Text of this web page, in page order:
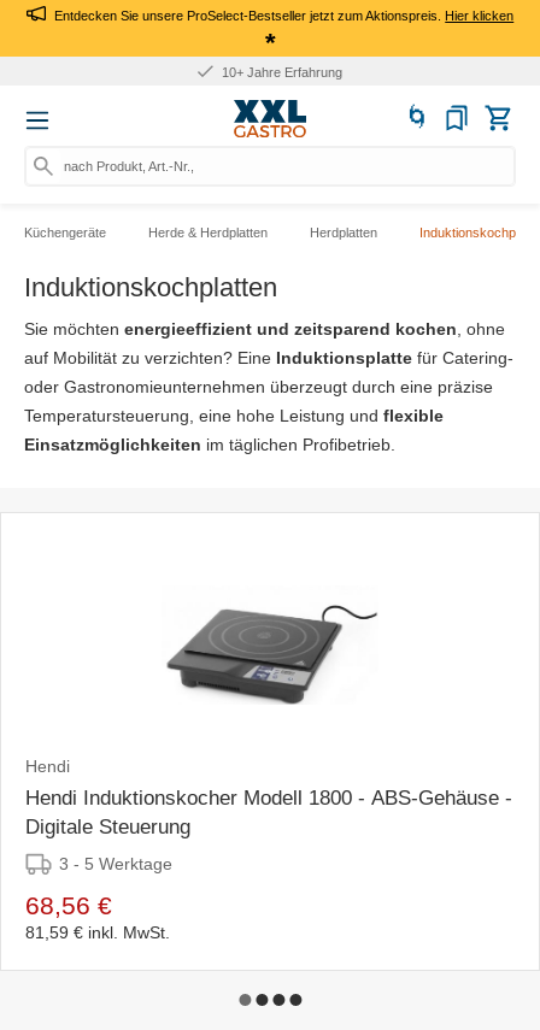
Entdecken Sie unsere ProSelect-Bestseller jetzt zum Aktionspreis.Hier klicken
*
Für Firmen: Kauf auf Rechnung
nach Produkt, Art.-Nr., Marke suc
Küchengeräte Herde & Herdplatten Herdplatten
Induktionskochplatten
Sie möchten energieeffizient und zeitsparend kochen , ohne
auf Mobilität zu verzichten? Eine Induktionsplatte für Catering-
oder Gastronomieunternehmen überzeugt durch eine präzise
Temperatursteuerung, eine hohe Leistung und flexible
Einsatzmöglichkeiten im täglichen Profibetrieb.
Hendi
Hendi Induktionskocher Modell 1800 - ABS-Gehäuse -
Digitale Steuerung
3 - 5 Werktage
68,56 €
81,59 € inkl. MwSt.